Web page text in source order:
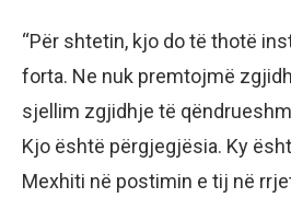
“Për shtetin, kjo do të thotë
forta. Ne nuk premtojmë
sjellim zgjidhje të
Kjo është përgjegjësia. Ky
Mexhiti në postimin e tij në